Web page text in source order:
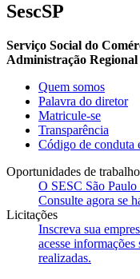
SescSP
Serviço Social do
Administração
Quem somos
Palavra do diretor
Matricule-se
Transparência
Código de conduta
Oportunidades de trabalho
O SESC São Paulo
Consulte agora se
Licitações
Inscreva sua
acesse
realizadas.